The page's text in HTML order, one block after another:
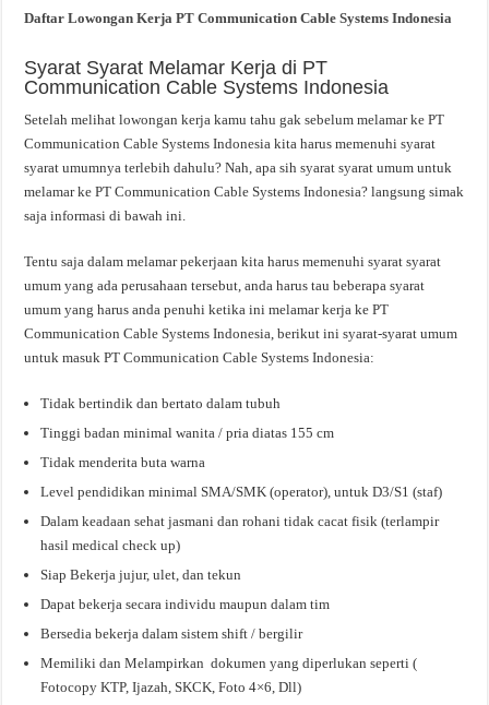
Daftar Lowongan Kerja PT Communication Cable Systems Indonesia
Syarat Syarat Melamar Kerja di PT
Communication Cable Systems Indonesia
Setelah melihat lowongan kerja kamu tahu gak sebelum melamar ke PT
Communication Cable Systems Indonesia kita harus memenuhi syarat
syarat umumnya terlebih dahulu? Nah, apa sih syarat syarat umum untuk
melamar ke PT Communication Cable Systems Indonesia? langsung simak
saja informasi di bawah ini.
Tentu saja dalam melamar pekerjaan kita harus memenuhi syarat syarat
umum yang ada perusahaan tersebut, anda harus tau beberapa syarat
umum yang harus anda penuhi ketika ini melamar kerja ke PT
Communication Cable Systems Indonesia, berikut ini syarat-syarat umum
untuk masuk PT Communication Cable Systems Indonesia:
Tidak bertindik dan bertato dalam tubuh
Tinggi badan minimal wanita / pria diatas 155 cm
Tidak menderita buta warna
Level pendidikan minimal SMA/SMK (operator), untuk D3/S1 (staf)
Dalam keadaan sehat jasmani dan rohani tidak cacat fisik (terlampir
hasil medical check up)
Siap Bekerja jujur, ulet, dan tekun
Dapat bekerja secara individu maupun dalam tim
Bersedia bekerja dalam sistem shift / bergilir
Memiliki dan Melampirkan dokumen yang diperlukan seperti (
Fotocopy KTP, Ijazah, SKCK, Foto 4×6, Dll)